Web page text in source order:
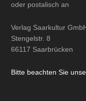
oder postalisch an
Verlag Saarkultur
Stengelstr. 8
66117 Saarbrücken
Bitte beachten Sie